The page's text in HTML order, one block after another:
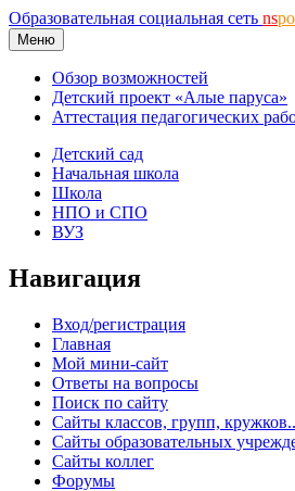
Образовательная социальная сеть ns
Меню
Обзор возможностей
Детский проект «Алые паруса»
Аттестация педагогических
Детский сад
Начальная школа
Школа
НПО и СПО
ВУЗ
Навигация
Вход/регистрация
Главная
Мой мини-сайт
Ответы на вопросы
Поиск по сайту
Сайты классов, групп,
Сайты образовательных
Сайты коллег
Форумы